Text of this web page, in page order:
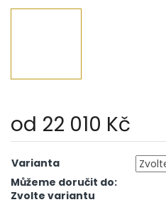
od 22 010 Kč
cena:
Varianta
Můžeme doručit do:
Zvolte variantu